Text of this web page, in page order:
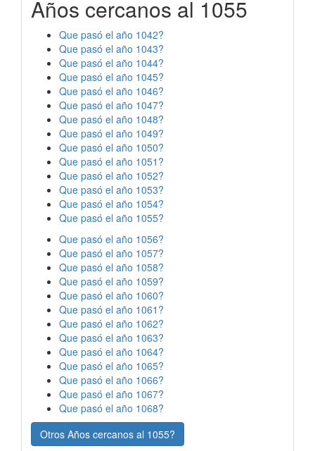
Años cercanos al 1055
Que pasó el año 1042?
Que pasó el año 1043?
Que pasó el año 1044?
Que pasó el año 1045?
Que pasó el año 1046?
Que pasó el año 1047?
Que pasó el año 1048?
Que pasó el año 1049?
Que pasó el año 1050?
Que pasó el año 1051?
Que pasó el año 1052?
Que pasó el año 1053?
Que pasó el año 1054?
Que pasó el año 1055?
Que pasó el año 1056?
Que pasó el año 1057?
Que pasó el año 1058?
Que pasó el año 1059?
Que pasó el año 1060?
Que pasó el año 1061?
Que pasó el año 1062?
Que pasó el año 1063?
Que pasó el año 1064?
Que pasó el año 1065?
Que pasó el año 1066?
Que pasó el año 1067?
Que pasó el año 1068?
Otros Años cercanos al 1055?